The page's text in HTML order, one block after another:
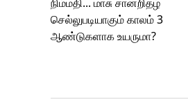
செல்லுபடியாகும் காலம் 3
ஆண்டுகளாக உயருமா?